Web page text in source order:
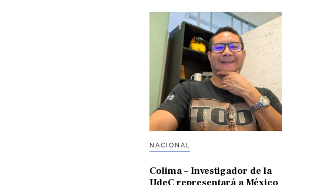
NACIONAL
Colima – Investigador de la
UdeC representará a México